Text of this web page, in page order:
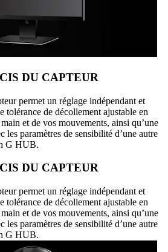
DU CAPTEUR
permet un réglage indépendant et
tolérance de décollement ajustable en
et de vos mouvements, ainsi qu’une
les paramètres de sensibilité d’une autre
G HUB.
DU CAPTEUR
permet un réglage indépendant et
tolérance de décollement ajustable en
et de vos mouvements, ainsi qu’une
les paramètres de sensibilité d’une autre
G HUB.